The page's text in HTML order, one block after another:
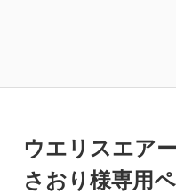
ウエリスエア
さおり様専用